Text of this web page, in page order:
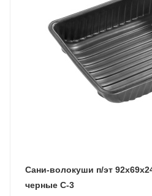
Сани-волокуши п/эт
черные С-3